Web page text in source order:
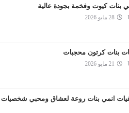
بنات كيوت وفخمة بجودة عالية
28 مايو 2026
بنات كرتون محجبات
21 مايو 2026
انمي بنات روعة لعشاق ومحبي شخصيات